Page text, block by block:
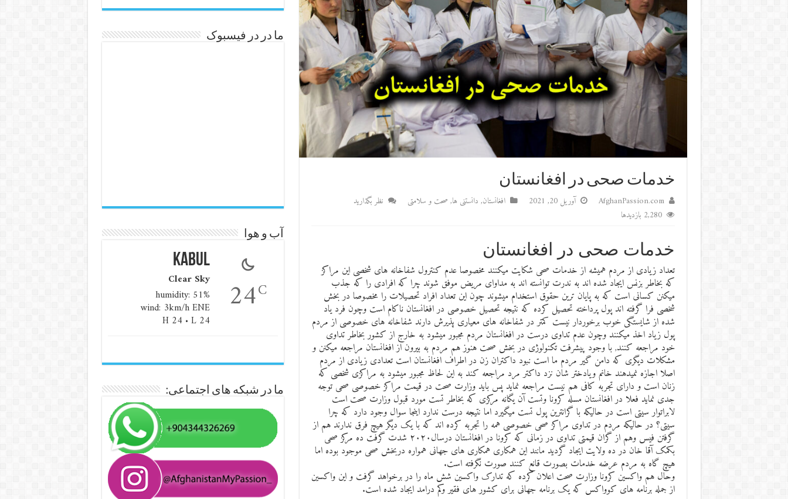
خدمات صحی ‌در افغانستان
AfghanPassion.com آوریل 20, 2021 افغانستان, دانستنی ها, صحت و سلامتی
نظر بگذارید
2,280 بازدیدها
خدمات صحی ‌در افغانستان
تعداد زیادی از مردم همیشه از خدمات صحی شکایت میکنند مخصوصا عدم کنترول شفاخانه های شخصی این مراکز
که بخاطر بزنس ‌ایجاد شده اند به ندرت توانسته اند به مداوای مریض موفق شوند چرا که افرادی را که جذب
میکنن کسانی است که به پایان ترین حقوق استخدام میشوند چون این تعداد افراد تحصیلات را مخصوصا در بخش
شخصی فرا گرفته اند پول پرداخته تحصیل کرده که نتیجه تحصیل خصوصی در افغانستان ناکام است وچون فرد یاد
شده از شایستگی خوب برخوردار نیست کمتر در شفاخانه های معیاری پذیرش دارند شفاخانه های خصوصی از مردم
پول زیاد اخذ میکنند وچون عدم تداوی درست در افغانستان مردم مجبور میشود به خارج از کشور بخاطر تداوی
خود مراجعه کنند, با وجود پیشرفت تکنولوژی در بخش صحت هنوز هم مردم به بیرون از افغانستان مراجعه میکنن و
مشکلات دیگری که دامن گیر مردم ما است نبود داکتران زن در اطراف ‌افغانستان است تعدادی زیادی از مردم
اصلا اجازه نمیدهند خانم ویادختر شان نزد داکتر مرد مراجعه کند به این لحاظ مجبور میشود به مراکزی شخصی که
زنان است و دارای تجربه کافی هم نیست‌ مراجعه نماید پس باید وزارت صحت در قیمت مراکز خصوصی صحی‌ توجه
جدی نماید فعلا در افغانستان مسله کرونا وتست آن یگانه مرکزی که بخاطر تست مورد قبول وزارت صحت است
لابراتوار سیتی است در حالیکه با گرانترین پول تست میگیرد اما نتیجه درست ندارد اینجا سوال وجود دارد که چرا
سیتی؟ در حالیکه مردم در تداوی مراکز صحی ‌خصوصی همه را تجربه کرده اند که با یک دیگر هیچ فرق ندارند هم از
گرفتن فیس وهم از گران قیمتی تداوی در زمانی که کرونا در افغانستان درسال‌۲۰۲۰ شدت گرفت ده مرکز صحی
بکمک آقا خان در ده ولایت ایجاد گردید مانند ‌این همکاری همکاری های جهانی همواره دربخش‌ صحی موجود بوده اما
هیچ گاه به مردم عرضه خدمات بصورت قانع کنند صورت نگرفته است.
وحال ‌هم واکسین ‌کرونا وزارت صحت اعلان کرده که تدارک واکسین ‌شش ماه را در برخواهد گرفت و این واکسین
از جمله برنامه های کوواکس که یک برنامه جهانی برای کشور های فقیر وکم درامد ایجاد شده است.
ما در در فیسبوک
آب و هوا
24C
Kabul
Clear Sky
humidity: 51%
wind: 3km/h ENE
H 24 • L 24
ما در شبکه های اجتماعی: